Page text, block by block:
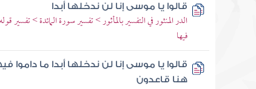
قالوا يا موسى إنا لن ندخلها أبدا
الدر المنثور في التفسير بالمأثور > تفسير سورة المائدة > تفسير
فيها
قالوا يا موسى إنا لن ندخلها أبدا ما داموا
هنا قاعدون